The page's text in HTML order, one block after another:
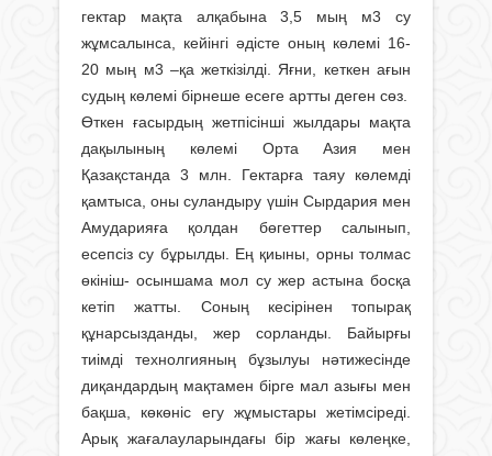
гектар мақта алқабына 3,5 мың м3 су
жұмсалынса, кейінгі әдісте оның көлемі 16-
20 мың м3 –қа жеткізілді. Яғни, кеткен ағын
судың көлемі бірнеше есеге артты деген сөз.
Өткен ғасырдың жетпісінші жылдары мақта
дақылының көлемі Орта Азия мен
Қазақстанда 3 млн. Гектарға таяу көлемді
қамтыса, оны суландыру үшін Сырдария мен
Амударияға қолдан бөгеттер салынып,
есепсіз су бұрылды. Ең қиыны, орны толмас
өкініш- осыншама мол су жер астына босқа
кетіп жатты. Соның кесірінен топырақ
құнарсызданды, жер сорланды. Байырғы
тиімді технолгияның бұзылуы нәтижесінде
диқандардың мақтамен бірге мал азығы мен
бақша, көкөніс егу жұмыстары жетімсіреді.
Арық жағалауларындағы бір жағы көлеңке,